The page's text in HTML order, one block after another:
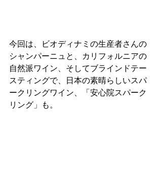
今回は、ビオディナミの生産者さんの
シャンパーニュと、カリフォルニアの
自然派ワイン、そしてブラインドテー
スティングで、日本の素晴らしいスパ
ークリングワイン、「安心院スパーク
リング」も。